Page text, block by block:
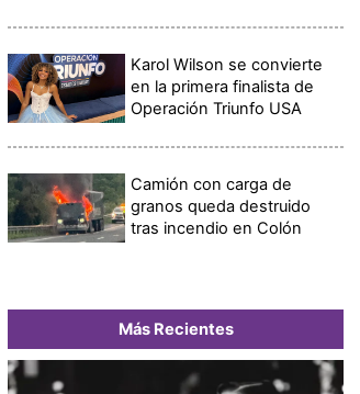
Karol Wilson se convierte
en la primera finalista de
Operación Triunfo USA
Camión con carga de
granos queda destruido
tras incendio en Colón
Más Recientes